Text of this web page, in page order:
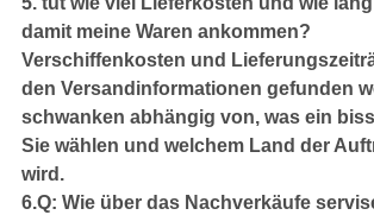
damit meine Waren ankommen?
Verschiffenkosten und
den Versandinformationen gefunden
schwanken abhängig von, was ein
Sie wählen und welchem Land der
wird.
6.Q: Wie über das Nachverkäufe